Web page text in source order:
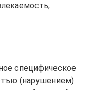
специфическое
(нарушением)